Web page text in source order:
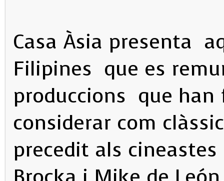
Casa Àsia presenta
Filipines que es
produccions que
considerar com
precedit als